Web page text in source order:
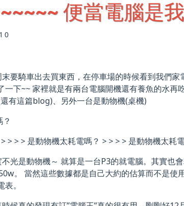
便當電腦是
要騎車出去買東西，在停車場的時候看到我們
一下~~ 家裡就是有兩台電腦開機還有養魚的水再
有這篇blog)、另外一台是動物機(桌機)
> > > 是動物機太耗電嗎？ > > > > 是動物機太耗
光是動物機～ 就算是一台P3的就電腦。其實也
。 當然這些數據都是自己大約的估算而不是使
。